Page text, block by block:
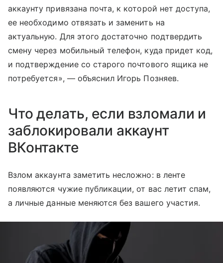
аккаунту привязана почта, к которой нет доступа,
ее необходимо отвязать и заменить на
актуальную. Для этого достаточно подтвердить
смену через мобильный телефон, куда придет код,
и подтверждение со старого почтового ящика не
потребуется», — объяснил Игорь Позняев.
Что делать, если взломали и
заблокировали аккаунт
ВКонтакте
Взлом аккаунта заметить несложно: в ленте
появляются чужие публикации, от вас летит спам,
а личные данные меняются без вашего участия.